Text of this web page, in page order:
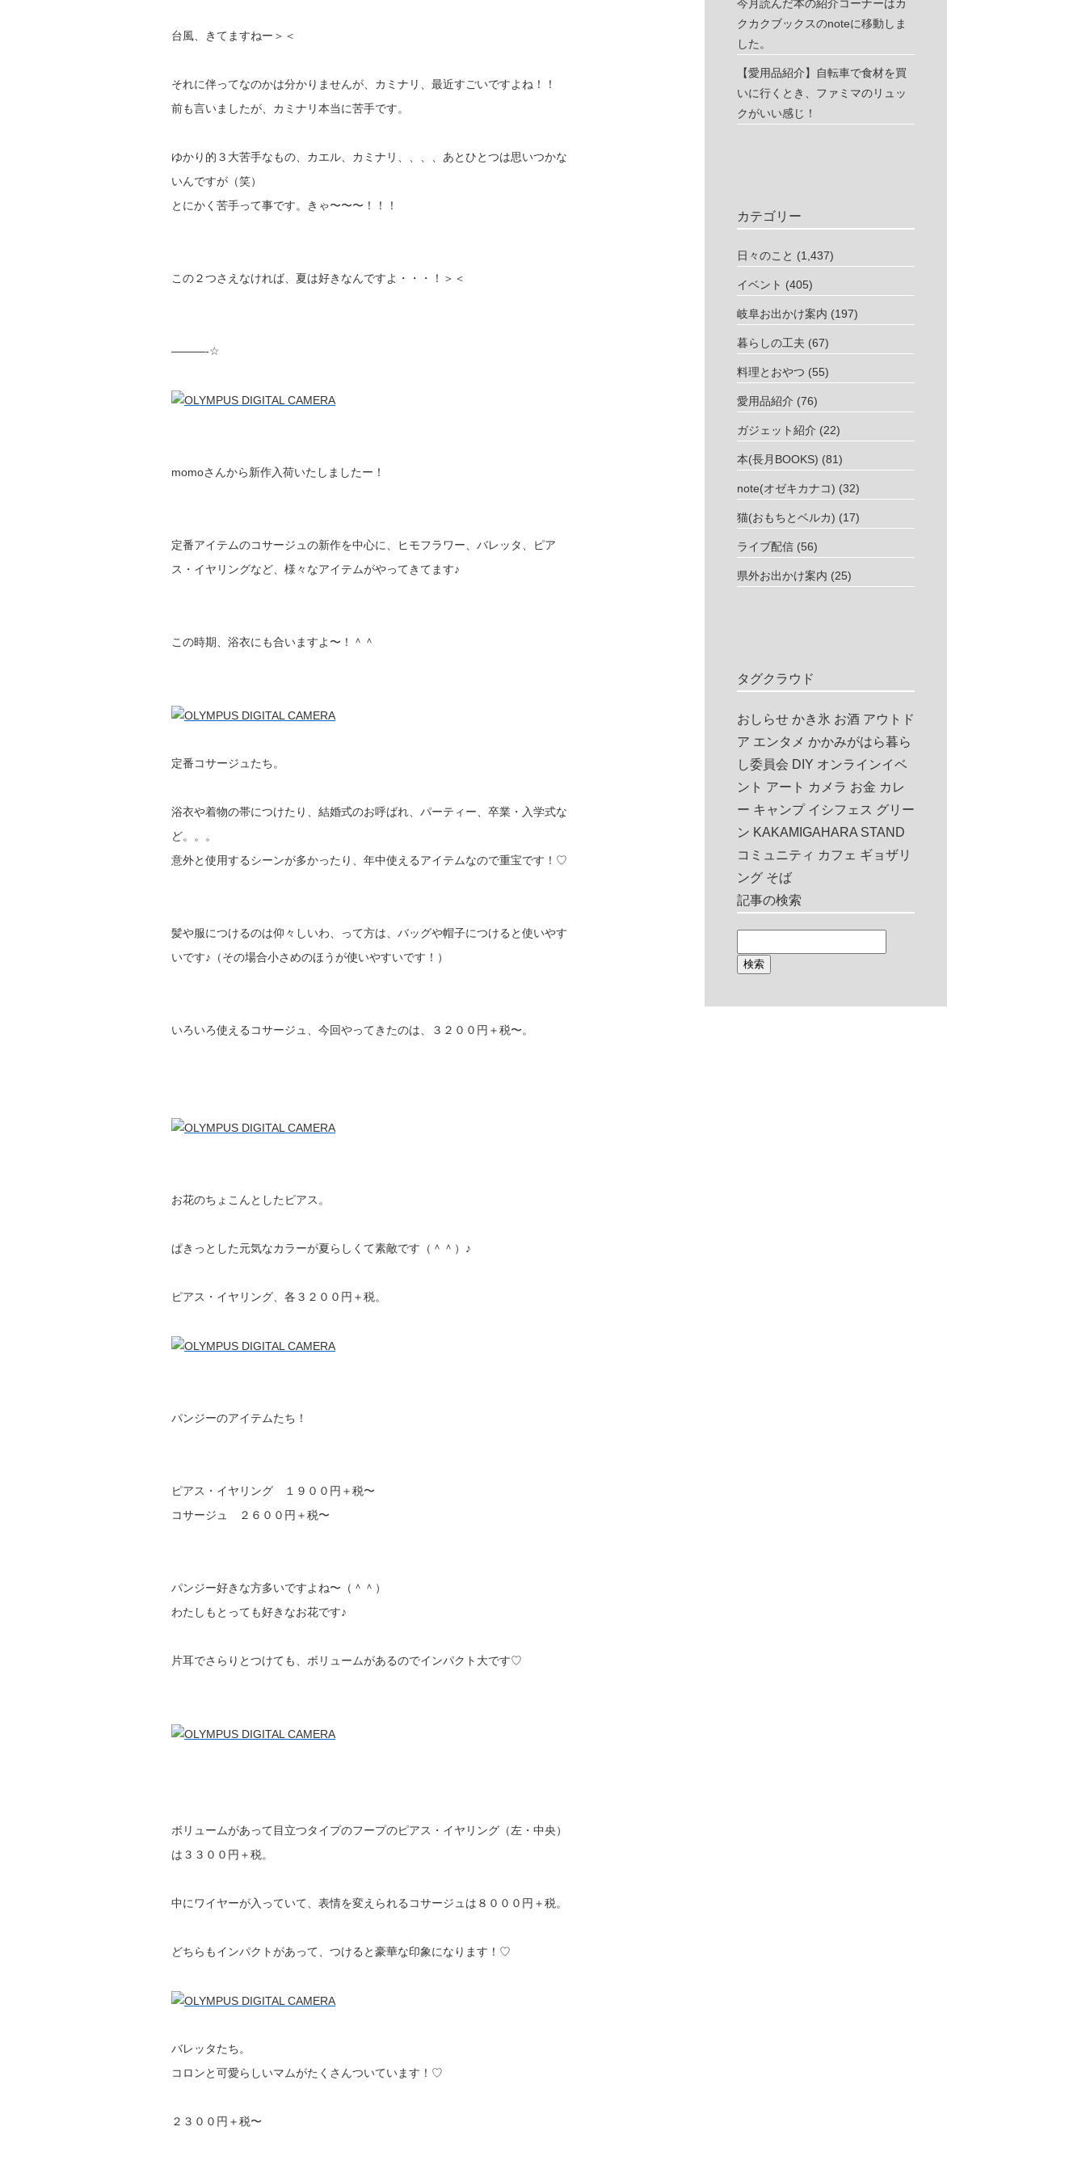
台風、きてますねー＞＜
それに伴ってなのかは分かりませんが、カミナリ、最近すごいですよね！！
前も言いましたが、カミナリ本当に苦手です。
ゆかり的３大苦手なもの、カエル、カミナリ、、、、あとひとつは思いつかな
いんですが（笑）
とにかく苦手って事です。きゃ〜〜〜！！！
この２つさえなければ、夏は好きなんですよ・・・！＞＜
———-☆
momoさんから新作入荷いたしましたー！
定番アイテムのコサージュの新作を中心に、ヒモフラワー、バレッタ、ピア
ス・イヤリングなど、様々なアイテムがやってきてます♪
この時期、浴衣にも合いますよ〜！＾＾
定番コサージュたち。
浴衣や着物の帯につけたり、結婚式のお呼ばれ、パーティー、卒業・入学式な
ど。。。
意外と使用するシーンが多かったり、年中使えるアイテムなので重宝です！♡
髪や服につけるのは仰々しいわ、って方は、バッグや帽子につけると使いやす
いです♪（その場合小さめのほうが使いやすいです！）
いろいろ使えるコサージュ、今回やってきたのは、３２００円＋税〜。
お花のちょこんとしたピアス。
ぱきっとした元気なカラーが夏らしくて素敵です（＾＾）♪
ピアス・イヤリング、各３２００円＋税。
パンジーのアイテムたち！
ピアス・イヤリング １９００円＋税〜
コサージュ ２６００円＋税〜
パンジー好きな方多いですよね〜（＾＾）
わたしもとっても好きなお花です♪
片耳でさらりとつけても、ボリュームがあるのでインパクト大です♡
ボリュームがあって目立つタイプのフープのピアス・イヤリング（左・中央）
は３３００円＋税。
中にワイヤーが入っていて、表情を変えられるコサージュは８０００円＋税。
どちらもインパクトがあって、つけると豪華な印象になります！♡
バレッタたち。
コロンと可愛らしいマムがたくさんついています！♡
２３００円＋税〜
今月読んだ本の紹介コーナーはカ
クカクブックスのnoteに移動しま
した。
【愛用品紹介】自転車で食材を買
いに行くとき、ファミマのリュッ
クがいい感じ！
カテゴリー
日々のこと (1,437)
イベント (405)
岐阜お出かけ案内 (197)
暮らしの工夫 (67)
料理とおやつ (55)
愛用品紹介 (76)
ガジェット紹介 (22)
本(長月BOOKS) (81)
note(オゼキカナコ) (32)
猫(おもちとベルカ) (17)
ライブ配信 (56)
県外お出かけ案内 (25)
タグクラウド
おしらせ かき氷 お酒 アウトド
ア エンタメ かかみがはら暮ら
し委員会 DIY オンラインイベ
ント アート カメラ お金 カレ
ー キャンプ イシフェス グリー
ン KAKAMIGAHARA STAND
コミュニティ カフェ ギョザリ
ング そば
記事の検索